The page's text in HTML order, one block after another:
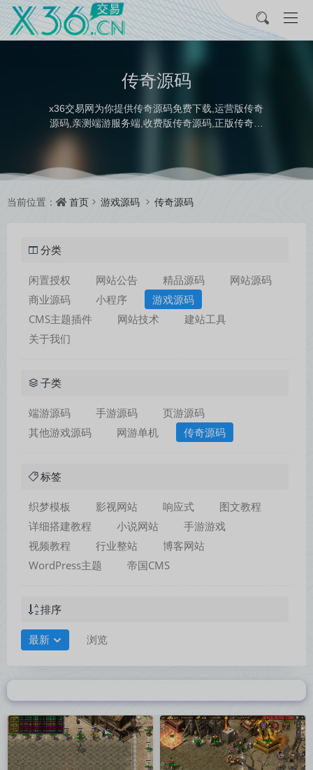
传奇源码
x36交易网为你提供传奇源码免费下载,运营版传奇
源码,亲测端游服务端,收费版传奇源码,正版传奇源
码下载,传奇源码客户端下载,上千种亲测运营版传奇
当前位置： 首页 游戏源码 传奇源码
分类
闲置授权 网站公告 精品源码
网站源码
商业源码
小程序
游戏源码
CMS主题插件
网站技术
建站工具
关于我们
子类
端游源码 手游源码
页游源码
其他游戏源码
网游单机 传奇源码
标签
织梦模板 影视网站 响应式
图文教程
详细搭建教程
小说网站
手游游戏
视频教程
行业整站
博客网站
WordPress主题
帝国CMS
排序
最新 浏览